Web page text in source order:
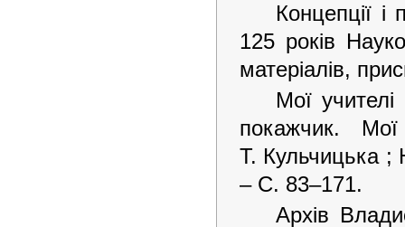
Концепції і
125 років
матеріалів,
Мої
покажчик.
Т. Кульчицька
– С. 83–171.
Архів